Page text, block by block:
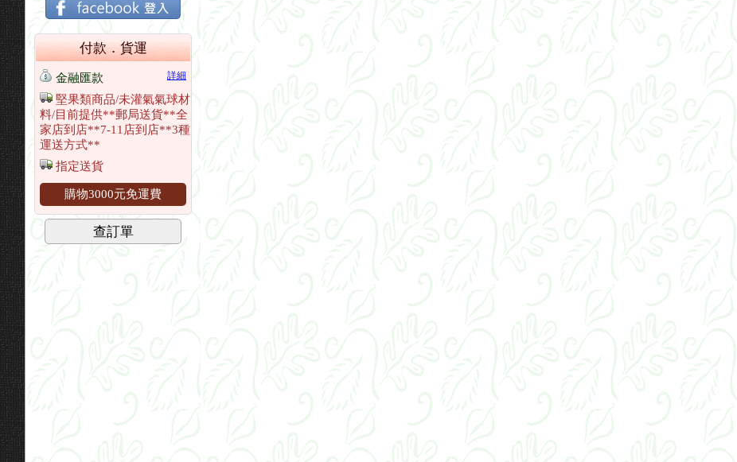
付款．貨運
詳細
金融匯款
堅果類商品/未灌氣氣球材
料/目前提供**郵局送貨**全
家店到店**7-11店到店**3種
運送方式**
指定送貨
購物3000元免運費
查訂單